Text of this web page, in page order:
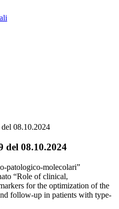
08.10.2024
del 08.10.2024
patologico-molecolari”
“Role of clinical,
for the optimization of the
follow-up in patients with type-